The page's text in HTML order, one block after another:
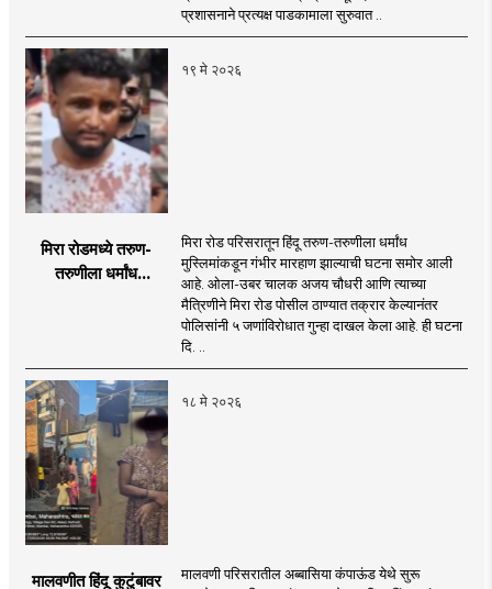
प्रशासनाने प्रत्यक्ष पाडकामाला सुरुवात ..
१९ मे २०२६
मिरा रोडमध्ये तरुण-
तरुणीला धर्मांध
तपास सुरु
मिरा रोड परिसरातून हिंदू तरुण-तरुणीला धर्मांध
मुस्लिमांकडून गंभीर मारहाण झाल्याची घटना समोर आली
आहे. ओला-उबर चालक अजय चौधरी आणि त्याच्या
मैत्रिणीने मिरा रोड पोसील ठाण्यात तक्रार केल्यानंतर
पोलिसांनी ५ जणांविरोधात गुन्हा दाखल केला आहे. ही घटना
दि. ..
१८ मे २०२६
मालवणीत हिंदू कुटुंबावर
मालवणी परिसरातील अब्बासिया कंपाऊंड येथे सुरू